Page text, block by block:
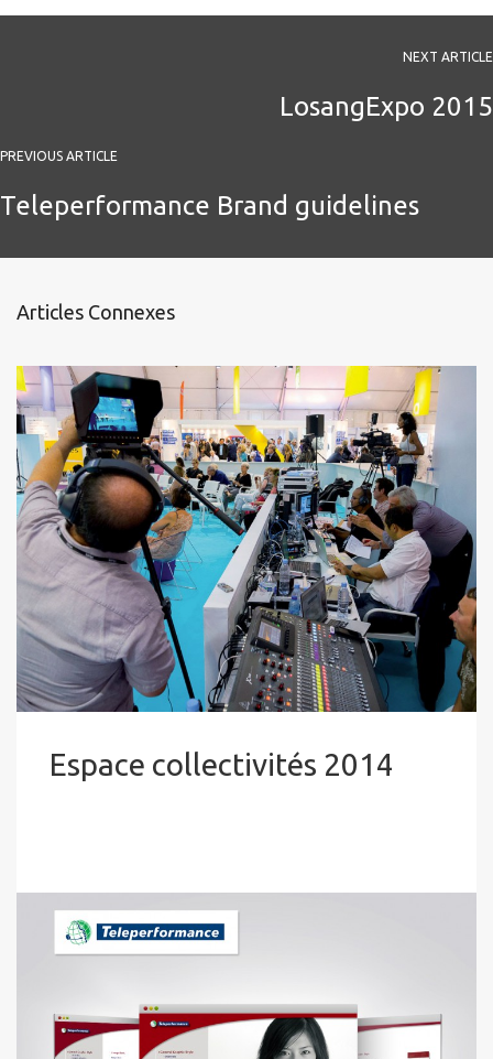
NEXT ARTICLE
LosangExpo 2015
PREVIOUS ARTICLE
Teleperformance Brand guidelines
Articles Connexes
Espace collectivités 2014